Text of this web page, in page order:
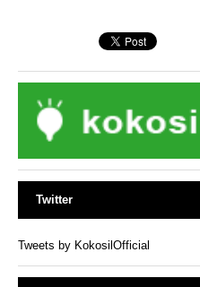
Twitter
Tweets by KokosilOfficial